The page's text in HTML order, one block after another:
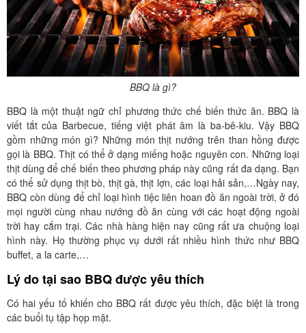
BBQ là gì?
BBQ là một thuật ngữ chỉ phương thức chế biến thức ăn. BBQ là
viết tắt của Barbecue, tiếng việt phát âm là ba-bê-kiu. Vậy BBQ
gồm những món gì? Những món thịt nướng trên than hồng được
gọi là BBQ. Thịt có thể ở dạng miếng hoặc nguyên con. Những loại
thịt dùng để chế biến theo phương pháp này cũng rất đa dạng. Bạn
có thể sử dụng thịt bò, thịt gà, thịt lợn, các loại hải sản,…Ngày nay,
BBQ còn dùng để chỉ loại hình tiệc liên hoan đồ ăn ngoài trời, ở đó
mọi người cùng nhau nướng đồ ăn cùng với các hoạt động ngoài
trời hay cắm trại. Các nhà hàng hiện nay cũng rất ưa chuộng loại
hình này. Họ thường phục vụ dưới rất nhiều hình thức như BBQ
buffet, a la carte,…
Lý do tại sao BBQ được yêu thích
Có hai yếu tố khiến cho BBQ rất được yêu thích, đặc biệt là trong
các buổi tụ tập họp mặt.